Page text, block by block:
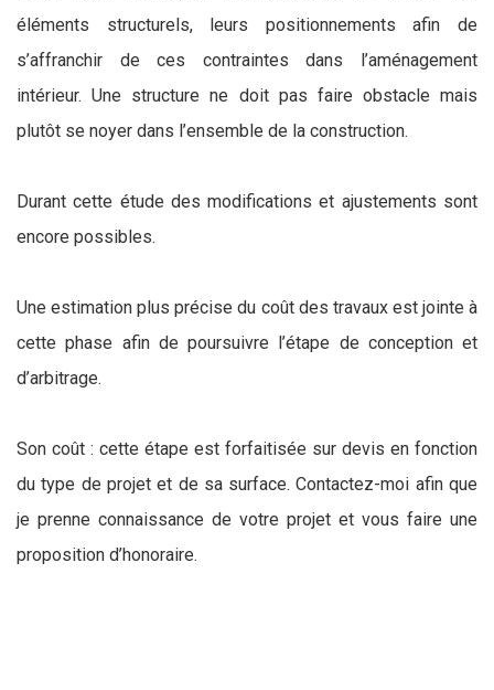
éléments structurels, leurs positionnements afin de
s’affranchir de ces contraintes dans l’aménagement
intérieur. Une structure ne doit pas faire obstacle mais
plutôt se noyer dans l’ensemble de la construction.
Durant cette étude des modifications et ajustements sont
encore possibles.
Une estimation plus précise du coût des travaux est jointe à
cette phase afin de poursuivre l’étape de conception et
d’arbitrage.
Son coût : cette étape est forfaitisée sur devis en fonction
du type de projet et de sa surface. Contactez-moi afin que
je prenne connaissance de votre projet et vous faire une
proposition d’honoraire.